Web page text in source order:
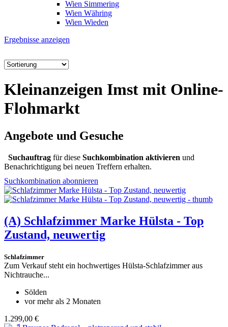
Wien Simmering
Wien Währing
Wien Wieden
Ergebnisse anzeigen
Kleinanzeigen Imst mit Online-
Flohmarkt
Angebote und Gesuche
Suchauftrag für diese Suchkombination aktivieren und
Benachrichtigung bei neuen Treffern erhalten.
Suchkombination abonnieren
(A) Schlafzimmer Marke Hülsta - Top
Zustand, neuwertig
Schlafzimmer
Zum Verkauf steht ein hochwertiges Hülsta-Schlafzimmer aus
Nichtrauche...
Sölden
vor mehr als 2 Monaten
1.299,00 €